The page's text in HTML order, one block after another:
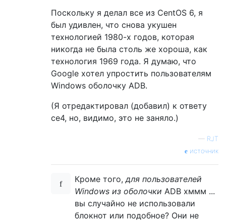
Поскольку я делал все из CentOS 6, я
был удивлен, что снова укушен
технологией 1980-х годов, которая
никогда не была столь же хороша, как
технология 1969 года. Я думаю, что
Google хотел упростить пользователям
Windows оболочку ADB.
(Я отредактировал (добавил) к ответу
ce4, но, видимо, это не заняло.)
— RJT
источник
Кроме того,для пользователей
Windows из оболочки ADB хммм ...
вы случайно не использовали
блокнот или подобное? Они не